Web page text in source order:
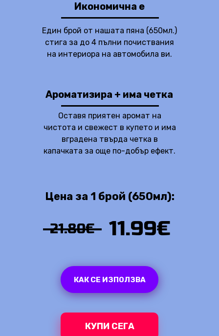
Икономична е
Ароматизира + има четка
Един брой от нашата пяна (650мл.)
стига за до 4 пълни почиствания
на интериора на автомобила ви.
Оставя приятен аромат на
чистота и свежест в купето и има
вградена твърда четка в
капачката за още по-добър ефект.
КУПИ СЕГА
Цена за 1 брой (650мл):
КАК СЕ ИЗПОЛЗВА
21.80€ 11.99€